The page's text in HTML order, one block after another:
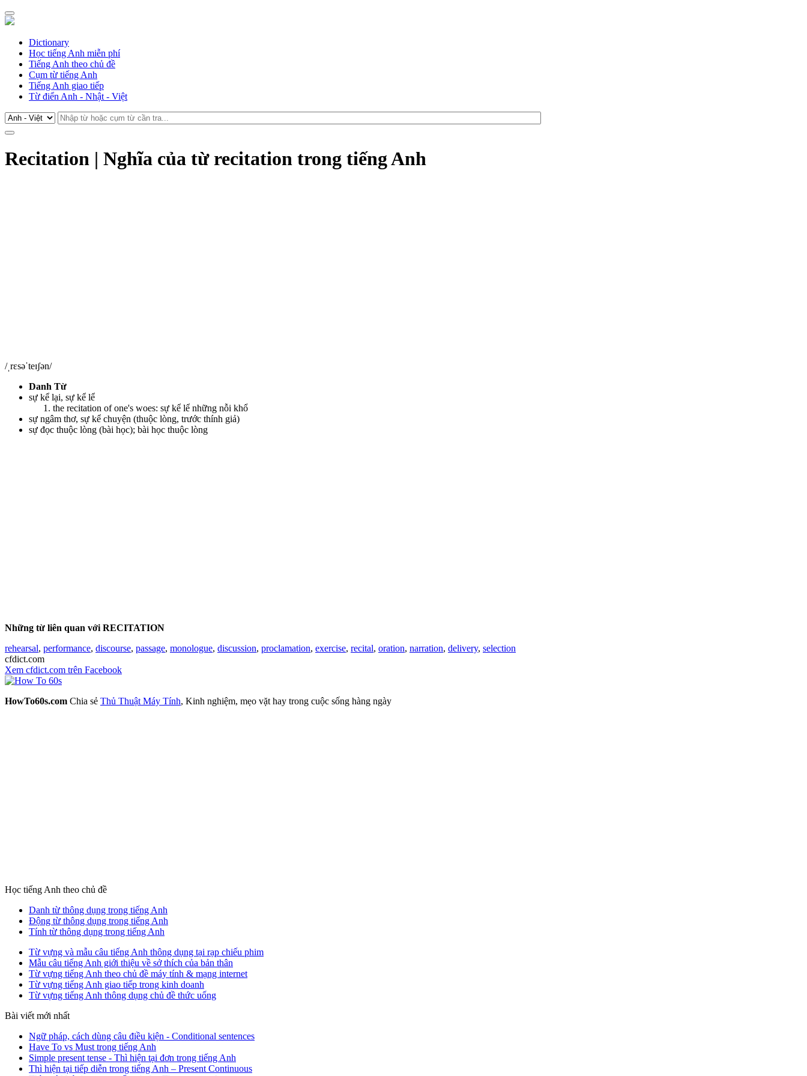
Dictionary
Học tiếng Anh miễn phí
Tiếng Anh theo chủ đề
Cụm từ tiếng Anh
Tiếng Anh giao tiếp
Từ điển Anh - Nhật - Việt
Recitation | Nghĩa của từ recitation trong tiếng Anh
/ˌrɛsəˈteɪʃən/
Danh Từ
sự kể lại, sự kể lể
the recitation of one's woes: sự kể lể những nỗi khổ
sự ngâm thơ, sự kể chuyện (thuộc lòng, trước thính giả)
sự đọc thuộc lòng (bài học); bài học thuộc lòng
Những từ liên quan với RECITATION
rehearsal, performance, discourse, passage, monologue, discussion, proclamation, exercise, recital, oration, narration, delivery, selection
cfdict.com
Xem cfdict.com trên Facebook
HowTo60s.com Chia sẻ Thủ Thuật Máy Tính, Kinh nghiệm, mẹo vặt hay trong cuộc sống hàng ngày
Học tiếng Anh theo chủ đề
Danh từ thông dụng trong tiếng Anh
Động từ thông dụng trong tiếng Anh
Tính từ thông dụng trong tiếng Anh
Từ vựng và mẫu câu tiếng Anh thông dụng tại rạp chiếu phim
Mẫu câu tiếng Anh giới thiệu về sở thích của bản thân
Từ vựng tiếng Anh theo chủ đề máy tính & mạng internet
Từ vựng tiếng Anh giao tiếp trong kinh doanh
Từ vựng tiếng Anh thông dụng chủ đề thức uống
Bài viết mới nhất
Ngữ pháp, cách dùng câu điều kiện - Conditional sentences
Have To vs Must trong tiếng Anh
Simple present tense - Thì hiện tại đơn trong tiếng Anh
Thì hiện tại tiếp diễn trong tiếng Anh – Present Continuous